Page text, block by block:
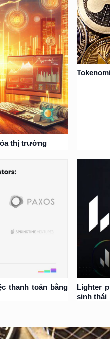
thị trường
thanh toán bằng
Lighter
sinh thái